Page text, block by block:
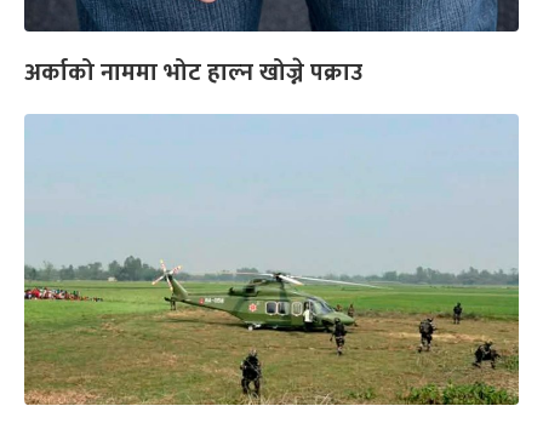
अर्काको नाममा भोट हाल्न खोज्ने पक्राउ